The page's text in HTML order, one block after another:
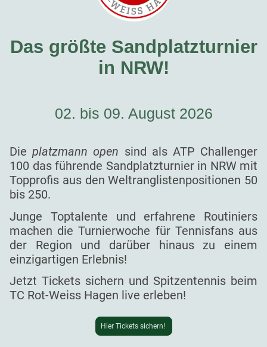
Das größte Sandplatzturnier
in NRW!
02. bis 09. August 2026
Dieplatzmann open sind als ATP Challenger
100 das führende Sandplatzturnier in NRW mit
Topprofis aus den Weltranglistenpositionen 50
bis 250.
Junge Toptalente und erfahrene Routiniers
machen die Turnierwoche für Tennisfans aus
der Region und darüber hinaus zu einem
einzigartigen Erlebnis!
Jetzt Tickets sichern und Spitzentennis beim
TC Rot-Weiss Hagen live erleben!
Hier Tickets sichern!